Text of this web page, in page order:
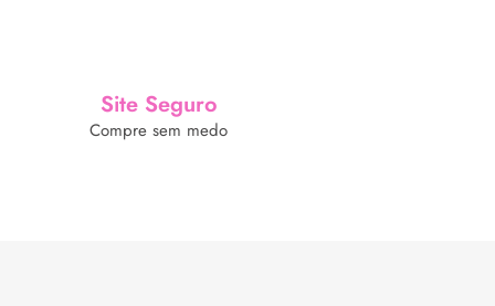
Compre sem medo